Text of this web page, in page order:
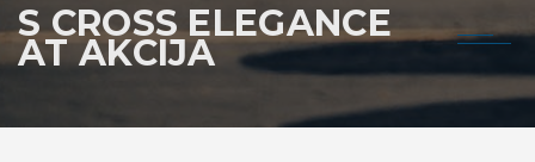
S CROSS ELEGANCE
AT AKCIJA